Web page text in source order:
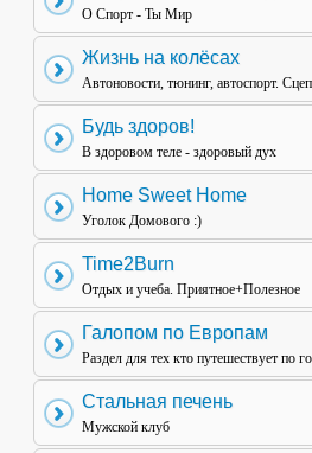
О Спорт - Ты Мир
Жизнь на колёсах
Автоновости, тюнинг, автоспорт.
Будь здоров!
В здоровом теле - здоровый дух
Home Sweet Home
Уголок Домового :)
Time2Burn
Отдых и учеба. Приятное+Полезное
Галопом по Европам
Раздел для тех кто путешествует по
Стальная печень
Мужской клуб